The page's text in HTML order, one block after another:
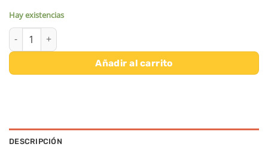
Hay existencias
BLISTER FABER - CASTELL CON 4 PINCELES SUAVES DE
Añadir al carrito
DESCRIPCIÓN